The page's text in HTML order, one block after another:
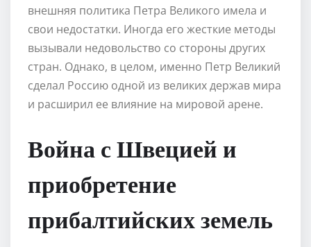
внешняя политика Петра Великого имела и
свои недостатки. Иногда его жесткие методы
вызывали недовольство со стороны других
стран. Однако, в целом, именно Петр Великий
сделал Россию одной из великих держав мира
и расширил ее влияние на мировой арене.
Война с Швецией и
приобретение
прибалтийских земель